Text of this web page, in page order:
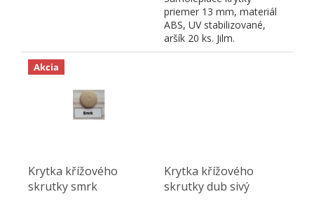
priemer 13 mm, materiál
ABS, UV stabilizované,
aršík 20 ks. Jilm.
Akcia
Krytka křížového
skrutky smrk
Krytka křížového
skrutky dub sivý